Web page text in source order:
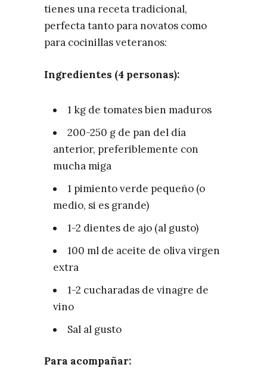
tienes una receta tradicional,
perfecta tanto para novatos como
para cocinillas veteranos:
Ingredientes (4 personas):
1 kg de tomates bien maduros
200-250 g de pan del día
anterior, preferiblemente con
mucha miga
1 pimiento verde pequeño (o
medio, si es grande)
1-2 dientes de ajo (al gusto)
100 ml de aceite de oliva virgen
extra
1-2 cucharadas de vinagre de
vino
Sal al gusto
Para acompañar: